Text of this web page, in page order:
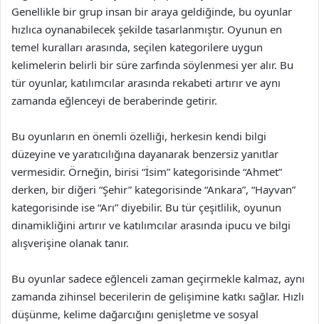
Genellikle bir grup insan bir araya geldiğinde, bu oyunlar
hızlıca oynanabilecek şekilde tasarlanmıştır. Oyunun en
temel kuralları arasında, seçilen kategorilere uygun
kelimelerin belirli bir süre zarfında söylenmesi yer alır. Bu
tür oyunlar, katılımcılar arasında rekabeti artırır ve aynı
zamanda eğlenceyi de beraberinde getirir.
Bu oyunların en önemli özelliği, herkesin kendi bilgi
düzeyine ve yaratıcılığına dayanarak benzersiz yanıtlar
vermesidir. Örneğin, birisi “İsim” kategorisinde “Ahmet”
derken, bir diğeri “Şehir” kategorisinde “Ankara”, “Hayvan”
kategorisinde ise “Arı” diyebilir. Bu tür çeşitlilik, oyunun
dinamikliğini artırır ve katılımcılar arasında ipucu ve bilgi
alışverişine olanak tanır.
Bu oyunlar sadece eğlenceli zaman geçirmekle kalmaz, aynı
zamanda zihinsel becerilerin de gelişimine katkı sağlar. Hızlı
düşünme, kelime dağarcığını genişletme ve sosyal